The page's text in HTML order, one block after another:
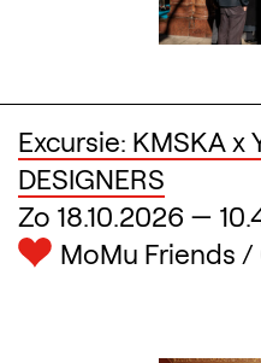
Excursie: KMSKA x
DESIGNERS
Zo 18.10.2026 —
MoMu Friends /